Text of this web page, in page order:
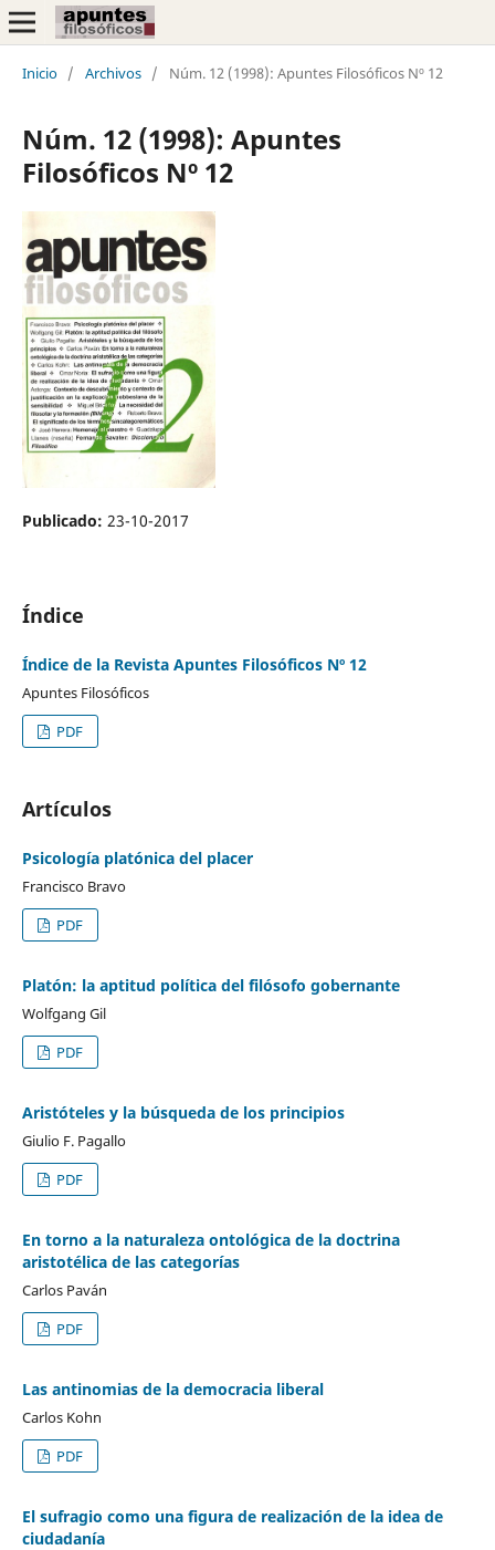
Inicio / Archivos / Núm. 12 (1998): Apuntes Filosóficos Nº 12
Núm. 12 (1998): Apuntes
Filosóficos Nº 12
Publicado: 23-10-2017
Índice
Índice de la Revista Apuntes Filosóficos Nº 12
Apuntes Filosóficos
PDF
Artículos
Psicología platónica del placer
Francisco Bravo
PDF
Platón: la aptitud política del filósofo gobernante
Wolfgang Gil
PDF
Aristóteles y la búsqueda de los principios
Giulio F. Pagallo
PDF
En torno a la naturaleza ontológica de la doctrina
aristotélica de las categorías
Carlos Paván
PDF
Las antinomias de la democracia liberal
Carlos Kohn
PDF
El sufragio como una figura de realización de la idea de
ciudadanía